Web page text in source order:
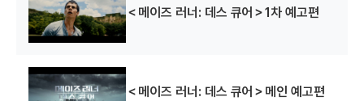
＜메이즈 러너: 데스 큐어＞1차 예고편
＜메이즈 러너: 데스 큐어＞메인 예고편